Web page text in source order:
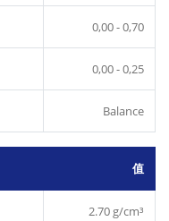
0,00 - 0,70
0,00 - 0,25
Balance
值
2.70 g/cm³